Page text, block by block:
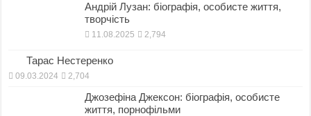
Андрій Лузан: біографія, особисте життя,
творчість
11.08.2025 2,794
Тарас Нестеренко
09.03.2024 2,704
Джозефіна Джексон: біографія, особисте
життя, порнофільми